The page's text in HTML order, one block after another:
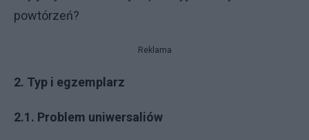
powtórzeń?
Reklama
2. Typ i egzemplarz
2.1. Problem uniwersaliów